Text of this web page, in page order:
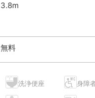
3.8m
無料
洗浄便座 身障